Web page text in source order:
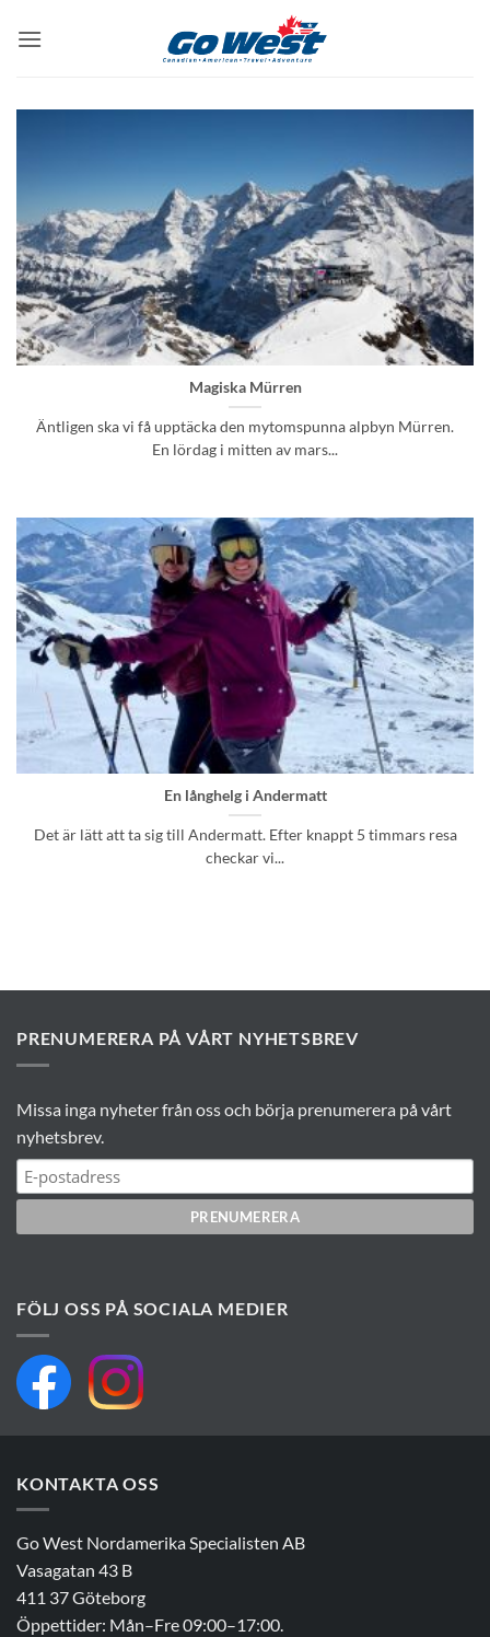
Magiska Mürren
Äntligen ska vi få upptäcka den mytomspunna alpbyn Mürren.
En lördag i mitten av mars...
En långhelg i Andermatt
Det är lätt att ta sig till Andermatt. Efter knappt 5 timmars resa
checkar vi...
PRENUMERERA PÅ VÅRT NYHETSBREV
Missa inga nyheter från oss och börja prenumerera på vårt
nyhetsbrev.
FÖLJ OSS PÅ SOCIALA MEDIER
KONTAKTA OSS
Go West Nordamerika Specialisten AB
Vasagatan 43 B
411 37 Göteborg
Öppettider: Mån–Fre 09:00–17:00.